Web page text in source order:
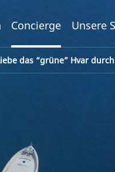
Concierge Unsere
das “grüne” Hvar